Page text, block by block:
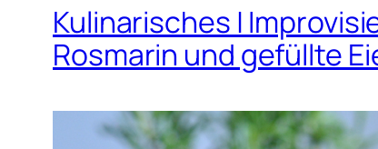
Kulinarisches |
Rosmarin und gefüllte